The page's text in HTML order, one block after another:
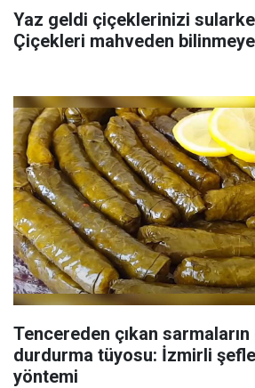
Yaz geldi çiçeklerinizi
Çiçekleri mahveden
Tencereden çıkan sarmaların
durdurma tüyosu: İzmirli
yöntemi